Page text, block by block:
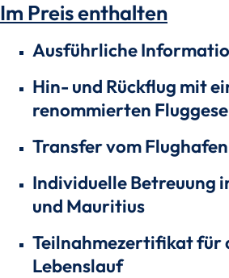
Im Preis enthalten
Ausführliche
Hin- und Rückflug mit
renommierten
Transfer vom
Individuelle Betreuung
und Mauritius
Teilnahmezertifikat für
Lebenslauf